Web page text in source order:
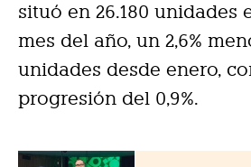
situó en 26.180 unidades
mes del año, un 2,6%
unidades desde enero,
progresión del 0,9%.